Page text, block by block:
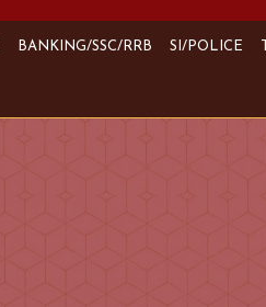
BANKING/SSC/RRB SI/POLICE